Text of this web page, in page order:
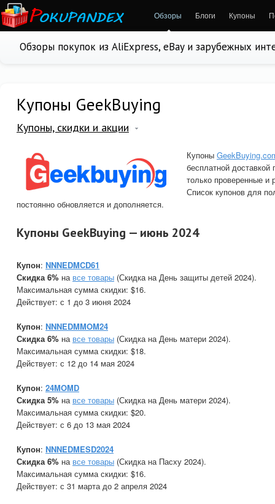
Обзоры Блоги Купоны
Обзоры покупок из AliExpress, eBay и зарубежных
Купоны GeekBuying
Купоны, скидки и акции
Купоны
бесплатной
только проверенные и
Список купонов для
постоянно обновляется и дополняется.
Купоны GeekBuying — июнь 2024
Купон: NNNEDMCD61
Скидка 6% на все товары (Скидка на День защиты детей 2024).
Максимальная сумма скидки: $16.
Действует: с 1 до 3 июня 2024
Купон: NNNEDMMOM24
Скидка 6% на все товары (Скидка на День матери 2024).
Максимальная сумма скидки: $18.
Действует: с 12 до 14 мая 2024
Купон: 24MOMD
Скидка 5% на все товары (Скидка на День матери 2024).
Максимальная сумма скидки: $20.
Действует: с 6 до 13 мая 2024
Купон: NNNEDMESD2024
Скидка 6% на все товары (Скидка на Пасху 2024).
Максимальная сумма скидки: $16.
Действует: с 31 марта до 2 апреля 2024